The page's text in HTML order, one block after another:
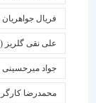
فریال جواهریان(2)
علی نقی گلریز(2)
جواد میرحسینی(2)
محمدرضا کارگر(2)